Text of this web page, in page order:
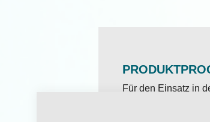
Für den Einsatz in